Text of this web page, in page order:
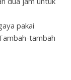
pakai
tambah